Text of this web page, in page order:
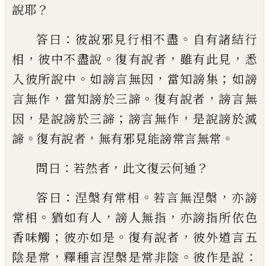
說耶 ？
答曰 ： 彼說邪見行相不盡 。 自有諸結行
相 ， 彼中不盡說 。復有說者 ， 雖有此見 ， 悉
入彼所說中 。 如謗言無因 ， 當知謗集 ； 如謗
言無作 ， 當知謗於三諦 。 復有說者 ，謗言無
因 ， 是說謗於三諦 ； 謗言無作 ， 是說謗於滅
諦 。 復有說者 ， 無有邪見能謗常言無常 。
問曰 ： 若然者 ， 此文復云何通 ？
答曰 ：涅槃有常相 。若言無涅槃 ， 亦謗
常相 。 猶如有人 ，謗人無指 ， 亦謗指所依色
香味觸 ； 彼亦如是 。 復有說者 ， 彼外道言五
陰是常 ，釋種言涅槃是常非陰 。 彼作是說 ：